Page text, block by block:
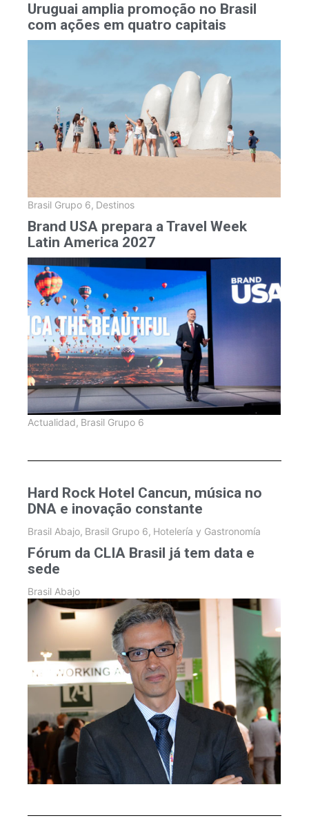
Uruguai amplia promoção no Brasil
com ações em quatro capitais
Brasil Grupo 6, Destinos
Brand USA prepara a Travel Week
Latin America 2027
Actualidad, Brasil Grupo 6
Hard Rock Hotel Cancun, música no
DNA e inovação constante
Brasil Abajo, Brasil Grupo 6, Hotelería y Gastronomía
Fórum da CLIA Brasil já tem data e
sede
Brasil Abajo